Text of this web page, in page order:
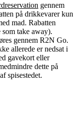
gennem
på drikkevarer kun
mad. Rabatten
take away).
gennem R2N Go.
allerede er nedsat i
gavekort eller
dette på
spisestedet.